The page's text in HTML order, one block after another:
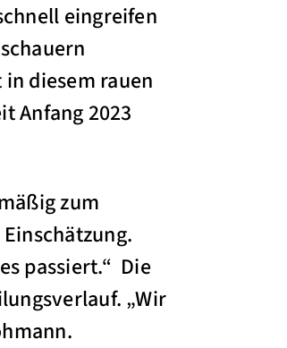
eingreifen
diesem rauen
Anfang 2023
zum
passiert.“ Die
„Wir